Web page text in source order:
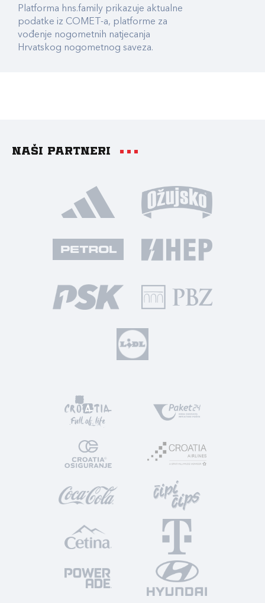
Platforma hns.family prikazuje aktualne
podatke iz COMET-a, platforme za
vođenje nogometnih natjecanja
Hrvatskog nogometnog saveza.
Naši partneri